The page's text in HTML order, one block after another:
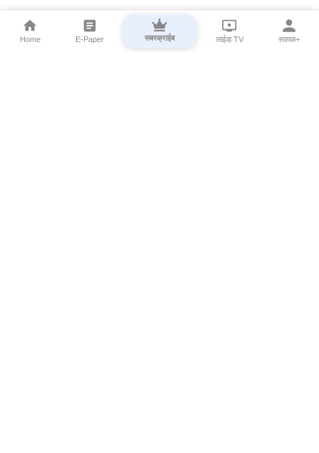
Home E-Paper सबस्क्राईब लाईव्ह TV सकाळ+